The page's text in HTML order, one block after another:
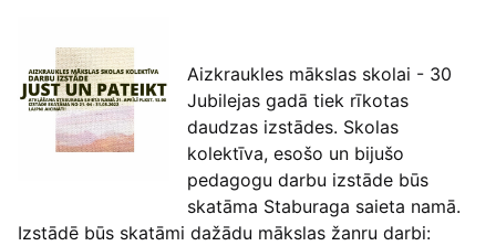
Aizkraukles mākslas skolai - 30
Jubilejas gadā tiek rīkotas
daudzas izstādes. Skolas
kolektīva, esošo un bijušo
pedagogu darbu izstāde būs
skatāma Staburaga saieta namā.
Izstādē būs skatāmi dažādu mākslas žanru darbi: